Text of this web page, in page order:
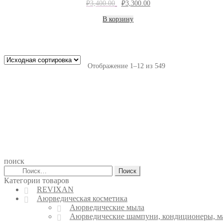
₽3,400.00
составляла
₽3,300.00
В корзину
Отображение 1–12 из 549
поиск
Найти:
Категории товаров
REVIXAN
Аюрведическая косметика
Аюрведические мыла
Аюрведические шампуни, кондиционеры,